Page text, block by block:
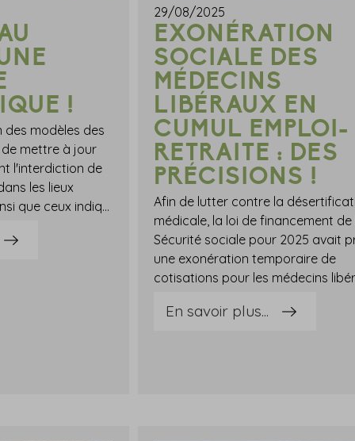
!
des modèles des
mettre à jour
l'interdiction de
les lieux
affectés au travail, ainsi que ceux indiquant les emplacements fumeur.Indication des emplacements fumeurs et rappel de l'interdiction générale de fumerRappelons que l'employeur est tenu d'assurer une signalétique apparente rappelant l'interdiction de fumer ou de vapoter dans le ou les lieux affectés au travail. De la même manière, il doit également afficher un avertissement sanitaire à l'entrée des espaces fumeurs mis en place, le cas échéant.Récemment, de nouveaux modèles de signalisation rappelant le principe de l'interdiction de fumer et l'indication des espaces fumeurs dédiés dans les entreprises viennent d'être publiés.S'agissant de l'interdiction de fumer dans les lieux affectés au travail, notez que les anciens panneaux de signalisation, édités ou conçus avant le 22 juillet, restent valables à condition :de rappeler le principe général de l'interdiction de fumer ;de rappeler le numéro national d'aide à l'arrêt ;d'indiquer la référence aux dispositions réglementaires et aux sanctions prévues en cas de violation de cette obligation.Attention toutefois : les panneaux signalant les emplacements fumeurs édités ou conçus avant le 22 juillet 2025 ne resteront, quant à eux, valables que jusqu'au 22 janvier 2026.Il revient donc aux employeurs concernés d'assurer la bonne mise à jour des signalétiques indiquant les espaces fumeurs avant cette date. Sources : Arrêté du 21 juillet 2025 fixant les périmètres et les modèles de signalisation prévus respectivement aux articles R. 3512-2 et R. 3512-7 du code de la santé publiqueFumeurs au travail : une nouvelle signalétique ! - © Copyright WebLex
29/08/2025
EXONÉRATION
SOCIALE DES
MÉDECINS
LIBÉRAUX EN
CUMUL EMPLOI-
RETRAITE : DES
PRÉCISIONS !
Afin de lutter contre la
médicale, la loi de financement de
Sécurité sociale pour 2025 avait
une exonération temporaire de
En savoir plus...